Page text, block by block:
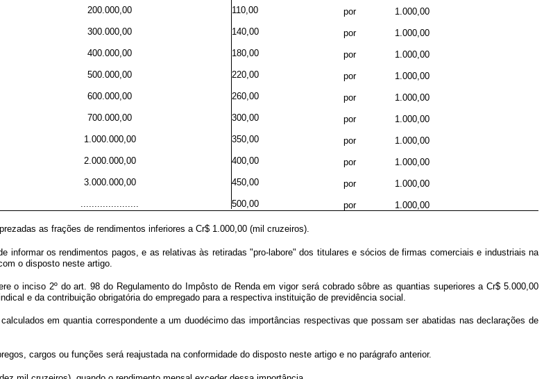
200.000,00
300.000,00
400.000,00
500.000,00
600.000,00
700.000,00
1.000.000,00
2.000.000,00
3.000.000,00
.....................
110,00
140,00
180,00
220,00
260,00
300,00
350,00
400,00
450,00
500,00
por
por
por
por
por
por
por
por
por
por
1.000,00
1.000,00
1.000,00
1.000,00
1.000,00
1.000,00
1.000,00
1.000,00
1.000,00
1.000,00
as frações de rendimentos inferiores a Cr$ 1.000,00 (mil cruzeiros).
informar os rendimentos pagos, e as relativas às retiradas "pro-labore" dos titulares e sócios de firmas comerciais e industriais na
o disposto neste artigo.
o inciso 2º do art. 98 do Regulamento do Impôsto de Renda em vigor será cobrado sôbre as quantias superiores a Cr$ 5.000,00
e da contribuição obrigatória do empregado para a respectiva instituição de previdência social.
em quantia correspondente a um duodécimo das importâncias respectivas que possam ser abatidas nas declarações de
cargos ou funções será reajustada na conformidade do disposto neste artigo e no parágrafo anterior.